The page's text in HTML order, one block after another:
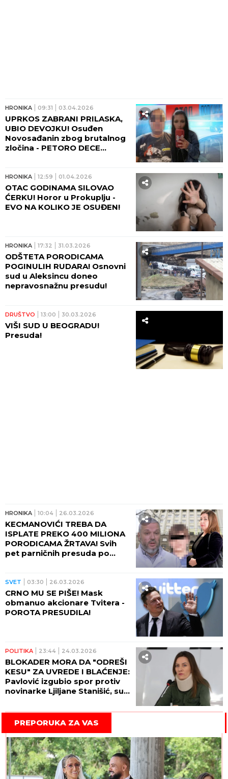
HRONIKA 09:31 03.04.2026
UPRKOS ZABRANI PRILASKA,
UBIO DEVOJKU! Osuđen
Novosađanin zbog brutalnog
zločina - PETORO DECE
HRONIKA 12:59 01.04.2026
OTAC GODINAMA SILOVAO
ĆERKU! Horor u Prokuplju -
EVO NA KOLIKO JE OSUĐEN!
HRONIKA 17:32 31.03.2026
ODŠTETA PORODICAMA
POGINULIH RUDARA! Osnovni
sud u Aleksincu doneo
nepravosnažnu presudu!
DRUŠTVO 13:00 30.03.2026
VIŠI SUD U BEOGRADU!
Presuda!
HRONIKA 10:04 26.03.2026
KECMANOVIĆI TREBA DA
ISPLATE PREKO 400 MILIONA
PORODICAMA ŽRTAVA! Svih
pet parničnih presuda po
SVET 03:30 26.03.2026
CRNO MU SE PIŠE! Mask
obmanuo akcionare Tvitera -
POROTA PRESUDILA!
POLITIKA 23:44 24.03.2026
BLOKADER MORA DA "ODREŠI
KESU" ZA UVREDE I BLAĆENJE:
Pavlović izgubio spor protiv
novinarke Ljiljane Stanišić, sud
zbog napada na mrežama!
PREPORUKA ZA VAS